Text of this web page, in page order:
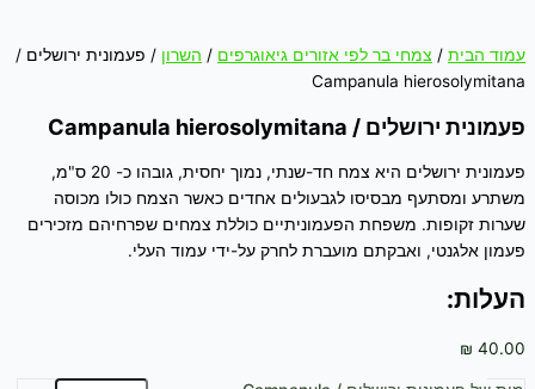
עמוד הבית / צמחי בר לפי אזורים גיאוגרפים / השרון / פעמונית ירושלים /
Campanula hierosolymitana
פעמונית ירושלים / Campanula hierosolymitana
פעמונית ירושלים היא צמח חד-שנתי, נמוך יחסית, גובהו כ- 20 ס"מ,
משתרע ומסתעף מבסיסו לגבעולים אחדים כאשר הצמח כולו מכוסה
שערות זקופות. משפחת הפעמוניתיים כוללת צמחים שפרחיהם מזכירים
פעמון אלגנטי, ואבקתם מועברת לחרק על-ידי עמוד העלי.
העלות:
₪ 40.00